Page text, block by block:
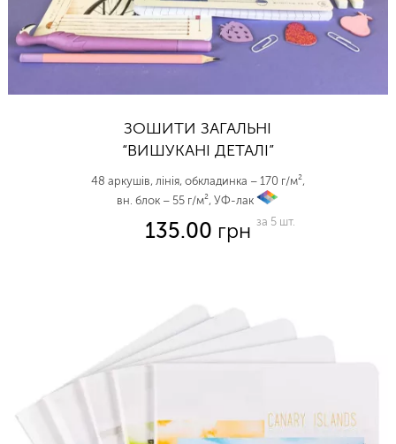
ЗОШИТИ ЗАГАЛЬНІ
“ВИШУКАНІ ДЕТАЛІ”
48 аркушів, лінія, обкладинка – 170 г/м²,
вн. блок – 55 г/м², УФ-лак
135.00 грн за 5 шт.